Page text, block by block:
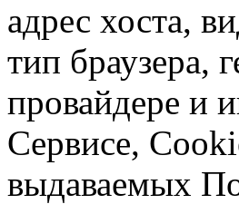
адрес хоста,
тип браузера,
провайдере и
Сервисе,
выдаваемых